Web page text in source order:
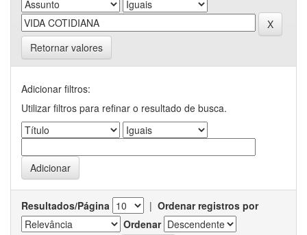
Retornar valores
Adicionar filtros:
Utilizar filtros para refinar o resultado de busca.
Resultados/Página | Ordenar registros por
Ordenar